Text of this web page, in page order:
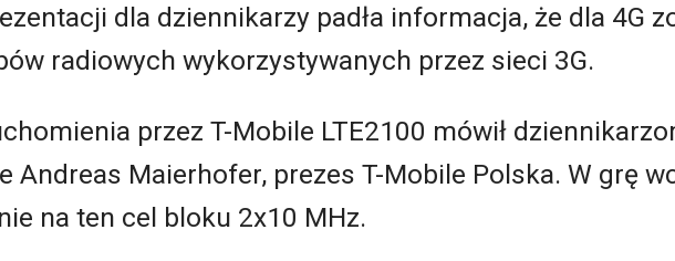
dla dziennikarzy padła informacja, że dla 4G
radiowych wykorzystywanych przez sieci 3G.
przez T-Mobile LTE2100 mówił
Andreas Maierhofer, prezes T-Mobile Polska. W grę
na ten cel bloku 2x10 MHz.